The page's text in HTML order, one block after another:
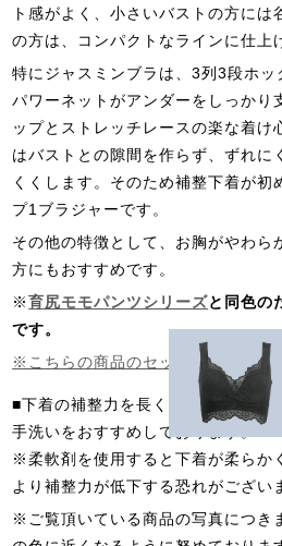
ト感がよく、小さいバストの方には
の方は、コンパクトなラインに仕上
特にジャスミンブラは、3列3段ホ
パワーネットがアンダーをしっかり
ップとストレッチレースの楽な着け
はバストとの隙間を作らず、ずれに
くくします。そのため補整下着が初
プ1ブラジャーです。
その他の特徴として、お胸がやわら
方にもおすすめです。
※育尻モモパンツシリーズと同色の
です。
※こちらの商品のセットボトムはこ
■下着の補整力を長く保つためにも、
手洗いをおすすめしております。
※柔軟剤を使用すると下着が柔らか
より補整力が低下する恐れがござい
※ご覧頂いている商品の写真につき